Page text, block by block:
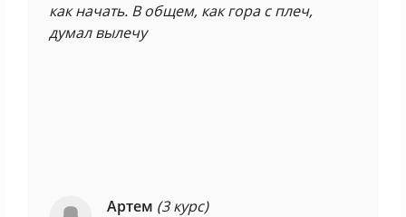
как начать. В общем, как гора с плеч,
думал вылечу
Артем (3 курс)